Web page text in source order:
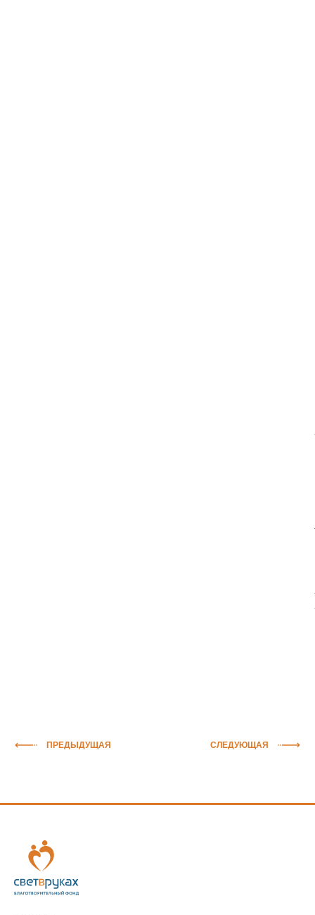
ПРЕДЫДУЩАЯ СЛЕДУЮЩАЯ